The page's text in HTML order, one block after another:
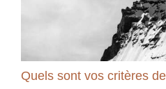
Quels sont vos critères